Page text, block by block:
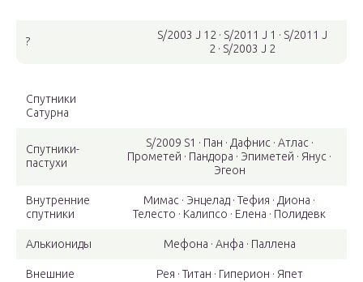
?
S/2003 J 12 · S/2011 J 1 · S/2011 J
2 · S/2003 J 2
Спутники
Сатурна
Спутники-
пастухи
S/2009 S1 · Пан · Дафнис · Атлас ·
Прометей · Пандора · Эпиметей · Янус ·
Эгеон
Внутренние
спутники
Мимас · Энцелад · Тефия · Диона ·
Телесто · Калипсо · Елена · Полидевк
Алькиониды Мефона · Анфа · Паллена
Внешние Рея · Титан · Гиперион · Япет